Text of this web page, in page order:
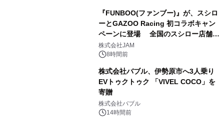
『FUNBOO(ファンブー)』が、スシロ
ーとGAZOO Racing 初コラボキャン
ペーンに登場 全国のスシロー店舗で
GR 4車種の FUNBOO(ミニカー)付き
メニューが展開されます
株式会社JAM
8時間前
株式会社バブル、伊勢原市へ3人乗り
EVトゥクトゥク 「VIVEL COCO」を
寄贈
株式会社バブル
14時間前